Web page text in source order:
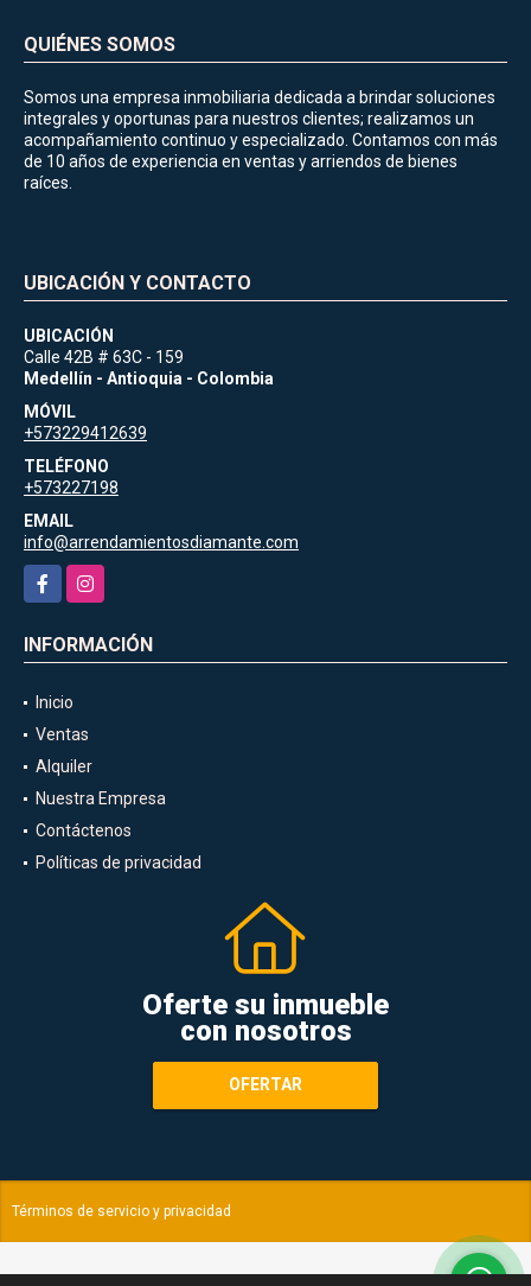
QUIÉNES SOMOS
Somos una empresa inmobiliaria dedicada a brindar soluciones
integrales y oportunas para nuestros clientes; realizamos un
acompañamiento continuo y especializado. Contamos con más
de 10 años de experiencia en ventas y arriendos de bienes
raíces.
UBICACIÓN Y CONTACTO
UBICACIÓN
Calle 42B # 63C - 159
Medellín - Antioquia - Colombia
MÓVIL
+573229412639
TELÉFONO
+573227198
EMAIL
info@arrendamientosdiamante.com
FacebookInstagram
INFORMACIÓN
Inicio
Ventas
Alquiler
Nuestra Empresa
Contáctenos
Políticas de privacidad
Oferte su inmueble
con nosotros
OFERTAR
Términos de servicio y privacidad